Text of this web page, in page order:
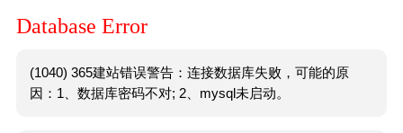
Database Error
(1040) 365建站错误警告：连接数据库失败，可能的原
因：1、数据库密码不对; 2、mysql未启动。